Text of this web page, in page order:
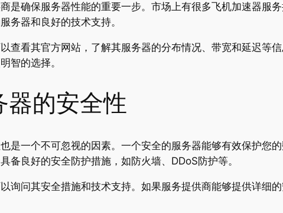
是确保服务器性能的重要一步。市场上有很多飞机加速器服
务器和良好的技术支持。
查看其官方网站，了解其服务器的分布情况、带宽和延迟等
智的选择。
器的安全性
是一个不可忽视的因素。一个安全的服务器能够有效保护您
备良好的安全防护措施，如防火墙、DDoS防护等。
询问其安全措施和技术支持。如果服务提供商能够提供详细